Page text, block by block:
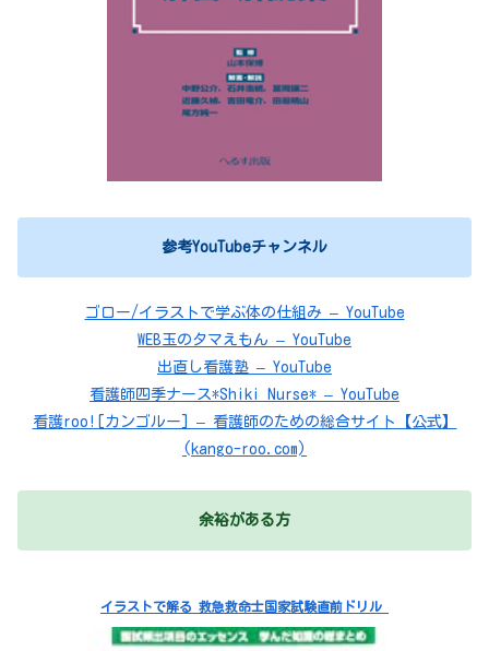
参考YouTubeチャンネル
ゴロー/イラストで学ぶ体の仕組み – YouTube
WEB玉のタマえもん – YouTube
出直し看護塾 – YouTube
看護師四季ナース*Shiki Nurse* – YouTube
看護roo![カンゴルー] – 看護師のための総合サイト【公式】
(kango-roo.com)
余裕がある方
イラストで解る 救急救命士国家試験直前ドリル